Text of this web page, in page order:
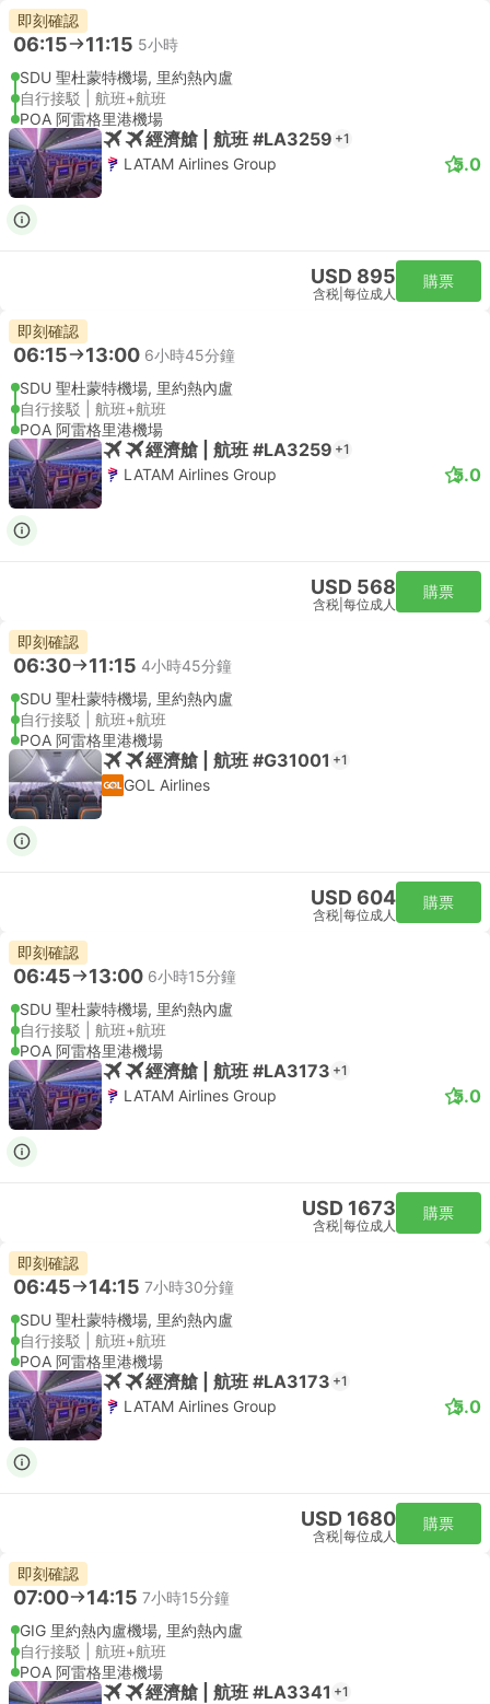
即刻確認
06:15 11:15 5小時
SDU 聖杜蒙特機場, 里約熱內盧
自行接駁 | 航班+航班
POA 阿雷格里港機場
經濟艙 | 航班 #LA3259 +1
LATAM Airlines Group 5.0
USD 895
含税 每位成人
購票
即刻確認
06:15 13:00 6小時45分鐘
SDU 聖杜蒙特機場, 里約熱內盧
自行接駁 | 航班+航班
POA 阿雷格里港機場
經濟艙 | 航班 #LA3259 +1
LATAM Airlines Group 5.0
USD 568
含税 每位成人
購票
即刻確認
06:30 11:15 4小時45分鐘
SDU 聖杜蒙特機場, 里約熱內盧
自行接駁 | 航班+航班
POA 阿雷格里港機場
經濟艙 | 航班 #G31001 +1
GOL Airlines
USD 604
含税 每位成人
購票
即刻確認
06:45 13:00 6小時15分鐘
SDU 聖杜蒙特機場, 里約熱內盧
自行接駁 | 航班+航班
POA 阿雷格里港機場
經濟艙 | 航班 #LA3173 +1
LATAM Airlines Group 5.0
USD 1673
含税 每位成人
購票
即刻確認
06:45 14:15 7小時30分鐘
SDU 聖杜蒙特機場, 里約熱內盧
自行接駁 | 航班+航班
POA 阿雷格里港機場
經濟艙 | 航班 #LA3173 +1
LATAM Airlines Group 5.0
USD 1680
含税 每位成人
購票
即刻確認
07:00 14:15 7小時15分鐘
GIG 里約熱內盧機場, 里約熱內盧
自行接駁 | 航班+航班
POA 阿雷格里港機場
經濟艙 | 航班 #LA3341 +1